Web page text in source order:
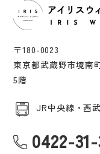
〒180-0023
東京都武蔵野市境南
5階
JR中央線・西
0422-